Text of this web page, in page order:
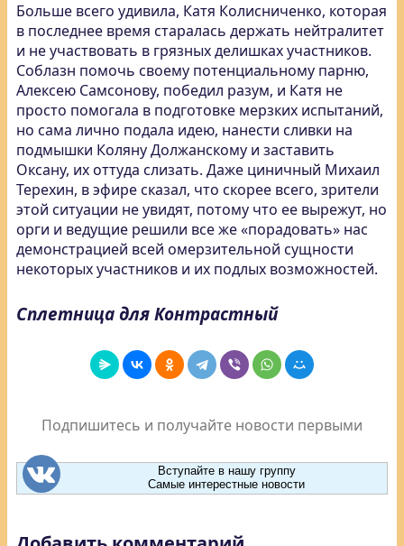
Больше всего удивила, Катя Колисниченко, которая
в последнее время старалась держать нейтралитет
и не участвовать в грязных делишках участников.
Соблазн помочь своему потенциальному парню,
Алексею Самсонову, победил разум, и Катя не
просто помогала в подготовке мерзких испытаний,
но сама лично подала идею, нанести сливки на
подмышки Коляну Должанскому и заставить
Оксану, их оттуда слизать. Даже циничный Михаил
Терехин, в эфире сказал, что скорее всего, зрители
этой ситуации не увидят, потому что ее вырежут, но
орги и ведущие решили все же «порадовать» нас
демонстрацией всей омерзительной сущности
некоторых участников и их подлых возможностей.
Сплетница для Контрастный
Подпишитесь и получайте новости первыми
Вступайте в нашу группу
Самые интерестные новости